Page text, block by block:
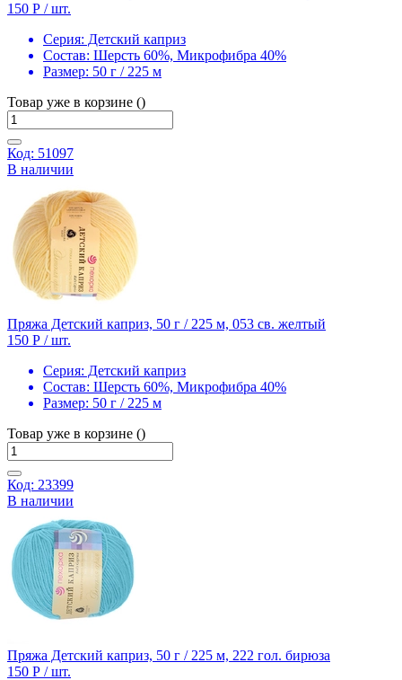
150 Р / шт.
Серия: Детский каприз
Состав: Шерсть 60%, Микрофибра 40%
Размер: 50 г / 225 м
Товар уже в корзине ()
Код: 51097
В наличии
Пряжа Детский каприз, 50 г / 225 м, 053 св. желтый
150 Р / шт.
Серия: Детский каприз
Состав: Шерсть 60%, Микрофибра 40%
Размер: 50 г / 225 м
Товар уже в корзине ()
Код: 23399
В наличии
Пряжа Детский каприз, 50 г / 225 м, 222 гол. бирюза
150 Р / шт.